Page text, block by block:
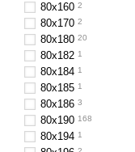
80х160 2
80x170 2
80х180 20
80х182 1
80х184 1
80х185 1
80x186 3
80x190 168
80х194 1